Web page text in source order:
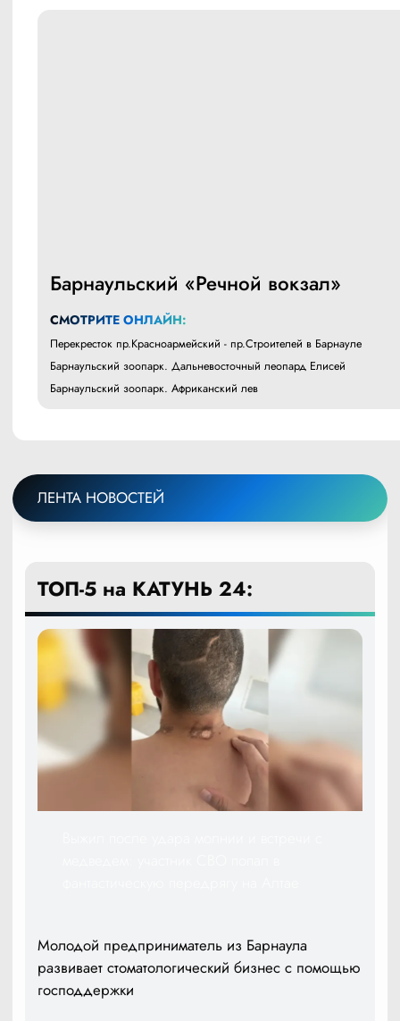
Барнаульский «Речной вокзал»
СМОТРИТЕ ОНЛАЙН:
Перекресток пр.Красноармейский - пр.Строителей в Барнауле
Барнаульский зоопарк. Дальневосточный леопард Елисей
Барнаульский зоопарк. Африканский лев
ЛЕНТА НОВОСТЕЙ
ТОП-5 на КАТУНЬ 24:
Молодой предприниматель из Барнаула
развивает стоматологический бизнес с помощью
господдержки